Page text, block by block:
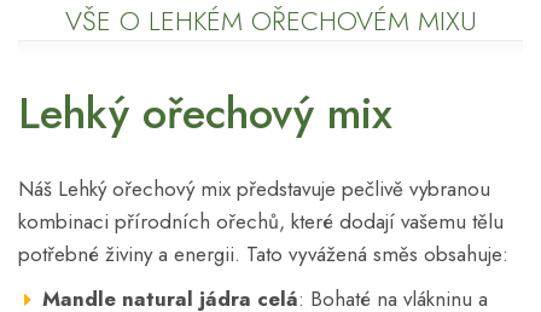
VŠE O LEHKÉM OŘECHOVÉM MIXU
Lehký ořechový mix
Náš Lehký ořechový mix představuje pečlivě vybranou
kombinaci přírodních ořechů, které dodají vašemu tělu
potřebné živiny a energii. Tato vyvážená směs obsahuje:
Mandle natural jádra celá: Bohaté na vlákninu a